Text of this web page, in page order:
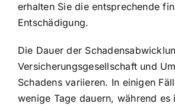
erhalten Sie die entsprechende
Entschädigung.
Die Dauer der
Versicherungsgesellschaft und
Schadens variieren. In einigen
wenige Tage dauern, während es